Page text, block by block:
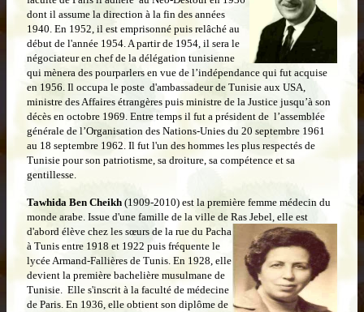
dont il assume la direction à la fin des années
1940. En 1952, il est emprisonné puis relâché au
début de l'année 1954. A partir de 1954, il sera le
négociateur en chef de la délégation tunisienne
qui mènera des pourparlers en vue de l’indépendance qui fut acquise
en 1956. Il occupa le poste d'ambassadeur de Tunisie aux USA,
ministre des Affaires étrangères puis ministre de la Justice jusqu’à son
décès en octobre 1969. Entre temps il fut a président de l’assemblée
générale de l’Organisation des Nations-Unies du 20 septembre 1961
au 18 septembre 1962. Il fut l'un des hommes les plus respectés de
Tunisie pour son patriotisme, sa droiture, sa compétence et sa
gentillesse.
Tawhida Ben Cheikh (1909-2010) est la première femme médecin du
monde arabe. Issue d'une famille de la ville de Ras Jebel, elle est
d'abord élève chez les sœurs de la rue du Pacha
à Tunis entre 1918 et 1922 puis fréquente le
lycée Armand-Fallières de Tunis. En 1928, elle
devient la première bachelière musulmane de
Tunisie. Elle s'inscrit à la faculté de médecine
de Paris. En 1936, elle obtient son diplôme de